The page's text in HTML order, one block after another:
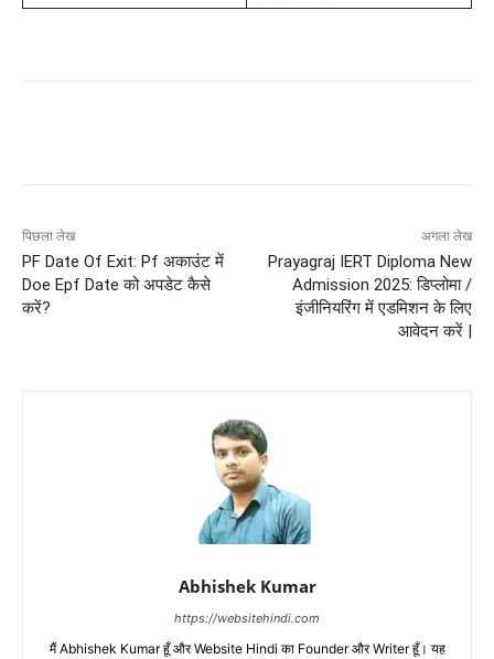
पिछला लेख
PF Date Of Exit: Pf अकाउंट में
Doe Epf Date को अपडेट कैसे
करें?
अगला लेख
Prayagraj IERT Diploma New
Admission 2025: डिप्लोमा /
इंजीनियरिंग में एडमिशन के लिए
आवेदन करें |
Abhishek Kumar
https://websitehindi.com
मैं Abhishek Kumar हूँ और Website Hindi का Founder और Writer हूँ। यह